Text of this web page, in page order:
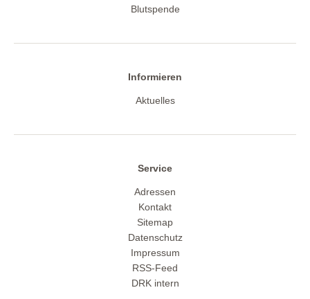
Blutspende
Informieren
Aktuelles
Service
Adressen
Kontakt
Sitemap
Datenschutz
Impressum
RSS-Feed
DRK intern